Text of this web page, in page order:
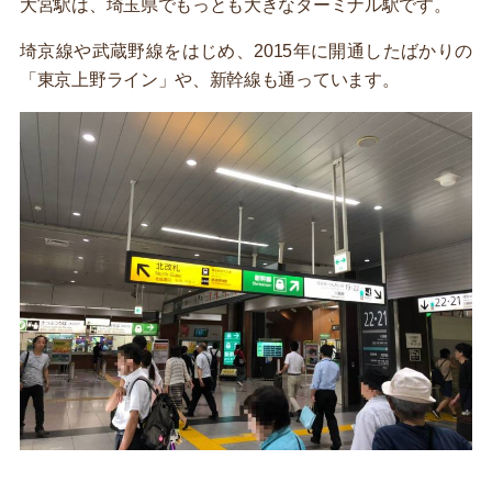
大宮駅は、埼玉県でもっとも大きなターミナル駅です。
埼京線や武蔵野線をはじめ、2015年に開通したばかりの
「東京上野ライン」や、新幹線も通っています。